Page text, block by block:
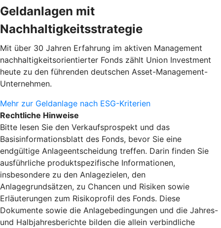
Geldanlagen mit
Nachhaltigkeitsstrategie
Mit über 30 Jahren Erfahrung im aktiven Management
nachhaltigkeitsorientierter Fonds zählt Union Investment
heute zu den führenden deutschen Asset-Management-
Unternehmen.
Mehr zur Geldanlage nach ESG-Kriterien
Rechtliche Hinweise
Bitte lesen Sie den Verkaufsprospekt und das
Basisinformationsblatt des Fonds, bevor Sie eine
endgültige Anlageentscheidung treffen. Darin finden Sie
ausführliche produktspezifische Informationen,
insbesondere zu den Anlagezielen, den
Anlagegrundsätzen, zu Chancen und Risiken sowie
Erläuterungen zum Risikoprofil des Fonds. Diese
Dokumente sowie die Anlagebedingungen und die Jahres-
und Halbjahresberichte bilden die allein verbindliche